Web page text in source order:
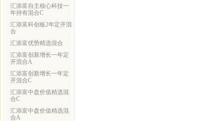
汇添富自主核心科技一
年持有混合C
汇添富科创板2年定开混
合
汇添富优势精选混合
汇添富创新增长一年定
开混合A
汇添富创新增长一年定
开混合C
汇添富中盘价值精选混
合C
汇添富中盘价值精选混
合A